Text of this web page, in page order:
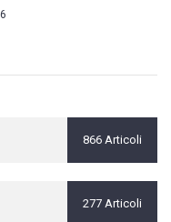
866 Articoli
277 Articoli